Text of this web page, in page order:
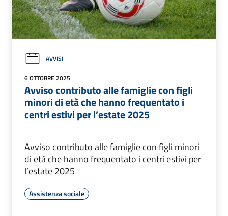
AVVISI
6 OTTOBRE 2025
Avviso contributo alle famiglie con figli
minori di età che hanno frequentato i
centri estivi per l’estate 2025
Avviso contributo alle famiglie con figli minori
di età che hanno frequentato i centri estivi per
l’estate 2025
Assistenza sociale